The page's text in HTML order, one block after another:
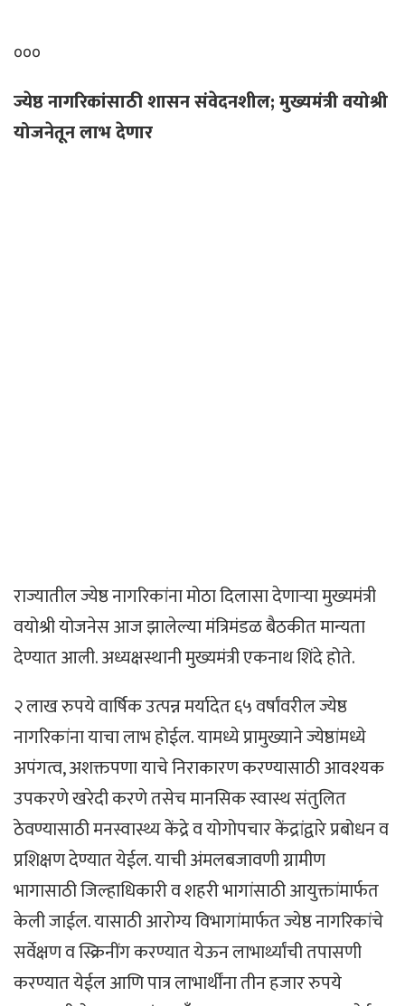
०००
ज्येष्ठ नागरिकांसाठी शासन संवेदनशील; मुख्यमंत्री वयोश्री
योजनेतून लाभ देणार
राज्यातील ज्येष्ठ नागरिकांना मोठा दिलासा देणाऱ्या मुख्यमंत्री
वयोश्री योजनेस आज झालेल्या मंत्रिमंडळ बैठकीत मान्यता
देण्यात आली. अध्यक्षस्थानी मुख्यमंत्री एकनाथ शिंदे होते.
२ लाख रुपये वार्षिक उत्पन्न मर्यादेत ६५ वर्षांवरील ज्येष्ठ
नागरिकांना याचा लाभ होईल. यामध्ये प्रामुख्याने ज्येष्ठांमध्ये
अपंगत्व, अशक्तपणा याचे निराकारण करण्यासाठी आवश्यक
उपकरणे खरेदी करणे तसेच मानसिक स्वास्थ संतुलित
ठेवण्यासाठी मनस्वास्थ्य केंद्रे व योगोपचार केंद्रांद्वारे प्रबोधन व
प्रशिक्षण देण्यात येईल. याची अंमलबजावणी ग्रामीण
भागासाठी जिल्हाधिकारी व शहरी भागांसाठी आयुक्तांमार्फत
केली जाईल. यासाठी आरोग्य विभागांमार्फत ज्येष्ठ नागरिकांचे
सर्वेक्षण व स्क्रिनींग करण्यात येऊन लाभार्थ्यांची तपासणी
करण्यात येईल आणि पात्र लाभार्थींना तीन हजार रुपये